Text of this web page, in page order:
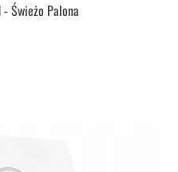
- Świeżo Palona